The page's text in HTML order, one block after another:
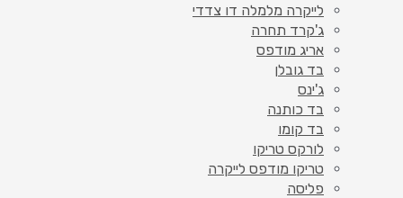
לייקרה מלמלה דו צדדי
ג'קרד תחרה
אריג מודפס
בד גובלן
ג'ינס
בד כותנה
בד קומו
לורקס טריקו
טריקו מודפס לייקרה
פליסה